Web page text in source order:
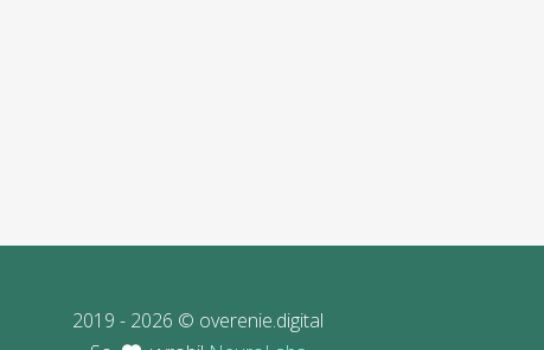
2019 - 2026 © overenie.digital